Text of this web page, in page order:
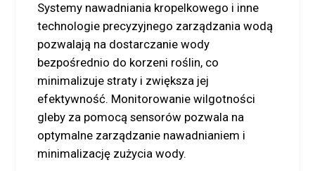
Systemy nawadniania kropelkowego i inne
technologie precyzyjnego zarządzania wodą
pozwalają na dostarczanie wody
bezpośrednio do korzeni roślin, co
minimalizuje straty i zwiększa jej
efektywność. Monitorowanie wilgotności
gleby za pomocą sensorów pozwala na
optymalne zarządzanie nawadnianiem i
minimalizację zużycia wody.